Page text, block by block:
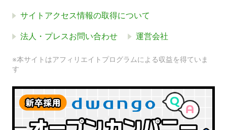
サイトアクセス情報の取得について
法人・プレスお問い合わせ 運営会社
※本サイトはアフィリエイトプログラムによる収益を得ていま
す